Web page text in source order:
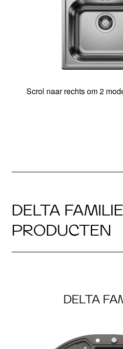
Scrol naar rechts om 2
DELTA
PRODUCTEN
DELTA